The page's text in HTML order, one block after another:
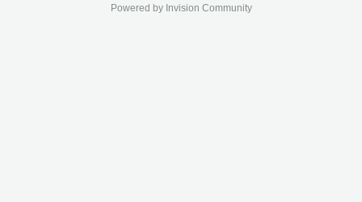
Powered by Invision Community